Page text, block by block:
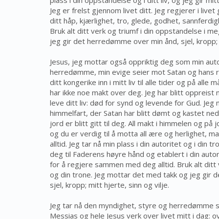
Jeg er frelst gjennom livet ditt. Jeg regjerer i
ditt håp, kjærlighet, tro, glede, godhet,
Bruk alt ditt verk og triumf i din oppstandelse i
jeg gir det herredømme over min ånd, sjel,
Jesus, jeg mottar også oppriktig deg som min
herredømme, min evige seier mot Satan og hans
ditt kongerike inn i mitt liv til alle tider og på alle
har ikke noe makt over deg. Jeg har blitt
leve ditt liv: død for synd og levende for Gud.
himmelfart, der Satan har blitt dømt og kastet
jord er blitt gitt til deg. All makt i himmelen og på
og du er verdig til å motta all ære og herlighet,
alltid. Jeg tar nå min plass i din autoritet og i din
deg til Faderens høyre hånd og etablert i din
for å regjere sammen med deg alltid. Bruk alt
og din trone. Jeg mottar det med takk og jeg gir
sjel, kropp; mitt hjerte, sinn og vilje.
Jeg tar nå den myndighet, styre og herredømme
Messias og hele Jesus verk over livet mitt i dag: